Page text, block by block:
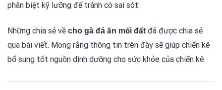
phân biệt kỹ lưỡng để tránh có sai sót.
Những chia sẻ về cho gà đá ăn mối đất đã được chia sẻ
qua bài viết. Mong rằng thông tin trên đây sẽ giúp chiến kê
bổ sung tốt nguồn dinh dưỡng cho sức khỏe của chiến kê.